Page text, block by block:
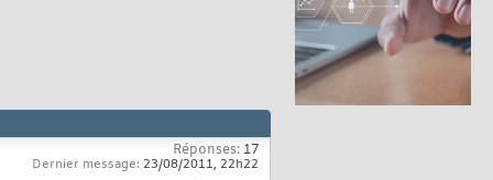
Réponses: 17
Dernier message: 23/08/2011, 22h22